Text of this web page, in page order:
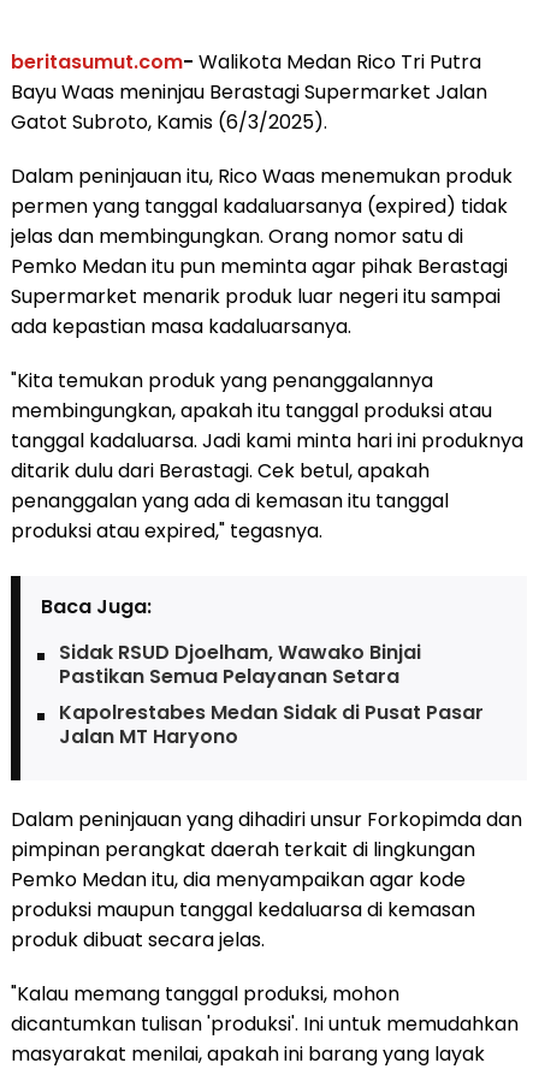
beritasumut.com- Walikota Medan Rico Tri Putra
Bayu Waas meninjau Berastagi Supermarket Jalan
Gatot Subroto, Kamis (6/3/2025).
Dalam peninjauan itu, Rico Waas menemukan produk
permen yang tanggal kadaluarsanya (expired) tidak
jelas dan membingungkan. Orang nomor satu di
Pemko Medan itu pun meminta agar pihak Berastagi
Supermarket menarik produk luar negeri itu sampai
ada kepastian masa kadaluarsanya.
"Kita temukan produk yang penanggalannya
membingungkan, apakah itu tanggal produksi atau
tanggal kadaluarsa. Jadi kami minta hari ini produknya
ditarik dulu dari Berastagi. Cek betul, apakah
penanggalan yang ada di kemasan itu tanggal
produksi atau expired," tegasnya.
Baca Juga:
Sidak RSUD Djoelham, Wawako Binjai
Pastikan Semua Pelayanan Setara
Kapolrestabes Medan Sidak di Pusat Pasar
Jalan MT Haryono
Dalam peninjauan yang dihadiri unsur Forkopimda dan
pimpinan perangkat daerah terkait di lingkungan
Pemko Medan itu, dia menyampaikan agar kode
produksi maupun tanggal kedaluarsa di kemasan
produk dibuat secara jelas.
"Kalau memang tanggal produksi, mohon
dicantumkan tulisan 'produksi'. Ini untuk memudahkan
masyarakat menilai, apakah ini barang yang layak